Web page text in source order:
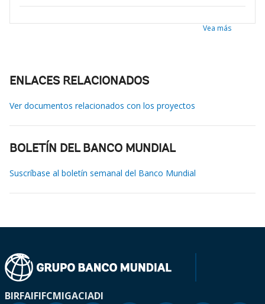
Vea más
ENLACES RELACIONADOS
Ver documentos relacionados con los proyectos
BOLETÍN DEL BANCO MUNDIAL
Suscríbase al boletín semanal del Banco Mundial
BIRFAIFIFCMIGACIADI